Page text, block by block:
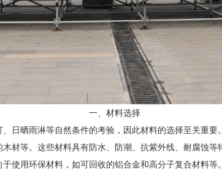
一、材料选择
日晒雨淋等自然条件的考验，因此材料的选择至关重
材等。这些材料具有防水、防潮、抗紫外线、耐腐蚀等
使用环保材料，如可回收的铝合金和高分子复合材料